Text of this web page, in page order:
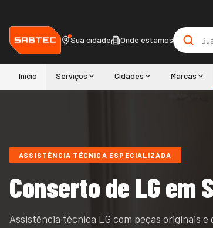
Sua cidade Onde estamos
Início Serviços Cidades Marcas
ASSISTÊNCIA TÉCNICA ESPECIALIZADA
Conserto de LGem
Assistência técnica LG com peças originais